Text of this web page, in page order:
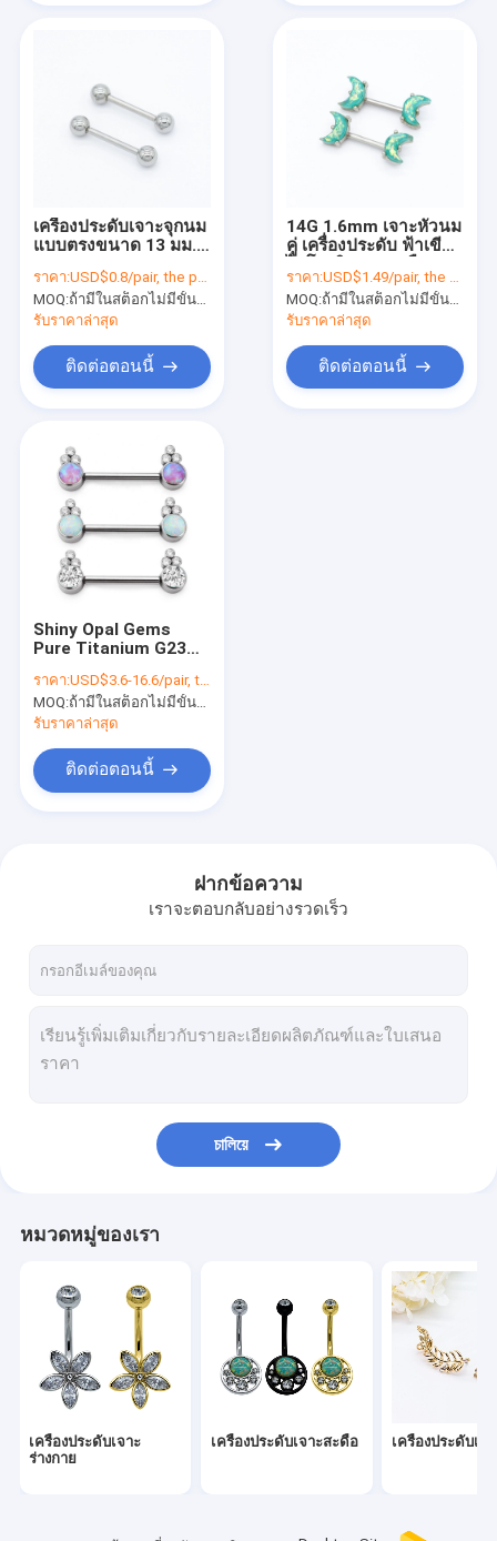
ผลิตภัณฑ์
เกี่ยวกับเรา
ทัวร์โรงงาน
ข่าว
ทุกกรณี
เครื่องประดับเจาะร่างกาย
เครื่องประดับเจาะสะดือ
เครื่องประดับเจาะจมูก
เครื่องประดับเจาะไทเทเนียม
เครื่องประดับเจาะหัวนม
เกลียวหู Tapers
เครื่องประดับเจาะคิ้ว
อุโมงค์เสียบหู
เครื่องประดับเจาะลิ้น
เครื่องประดับเจาะจุกนม
แบบตรงขนาด 13 มม.
ราคา:USD$0.8/pair, the price will be more lower according to qty.
MOQ:ถ้ามีในสต็อกไม่มีขั้นต่ำถ้าไม่มีต้อง 300 ชิ้น
รับราคาล่าสุด
ติดต่อตอนนี้
14G 1.6mm เจาะหัวนม
คู่ เครื่องประดับ ฟ้าเขียว
ราคา:USD$1.49/pair, the price will be more lower according to qty.
MOQ:ถ้ามีในสต็อกไม่มีขั้นต่ำถ้าไม่มีต้อง 300 ชิ้น
รับราคาล่าสุด
ติดต่อตอนนี้
Shiny Opal Gems
Pure Titanium G23
1.6mm Steel color
ราคา:USD$3.6-16.6/pair, the price will be more lower according to qty.
MOQ:ถ้ามีในสต็อกไม่มีขั้นต่ำถ้าไม่มีต้อง 300 ชิ้น
รับราคาล่าสุด
ติดต่อตอนนี้
ฝากข้อความ
เราจะตอบกลับอย่างรวดเร็ว
চালিয়ে
หมวดหมู่ของเรา
เครื่องประดับเจาะ
ร่างกาย
เครื่องประดับเจาะสะดือ เครื่องประดับเจ